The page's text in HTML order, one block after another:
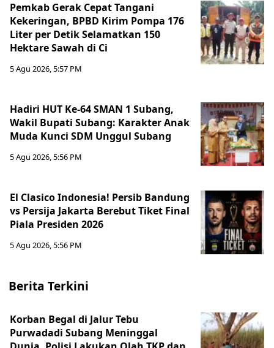
Pemkab Gerak Cepat Tangani
Kekeringan, BPBD Kirim Pompa 176
Liter per Detik Selamatkan 150
Hektare Sawah di Ci
5 Agu 2026, 5:57 PM
Hadiri HUT Ke-64 SMAN 1 Subang,
Wakil Bupati Subang: Karakter Anak
Muda Kunci SDM Unggul Subang
5 Agu 2026, 5:56 PM
El Clasico Indonesia! Persib Bandung
vs Persija Jakarta Berebut Tiket Final
Piala Presiden 2026
5 Agu 2026, 5:56 PM
Berita Terkini
Korban Begal di Jalur Tebu
Purwadadi Subang Meninggal